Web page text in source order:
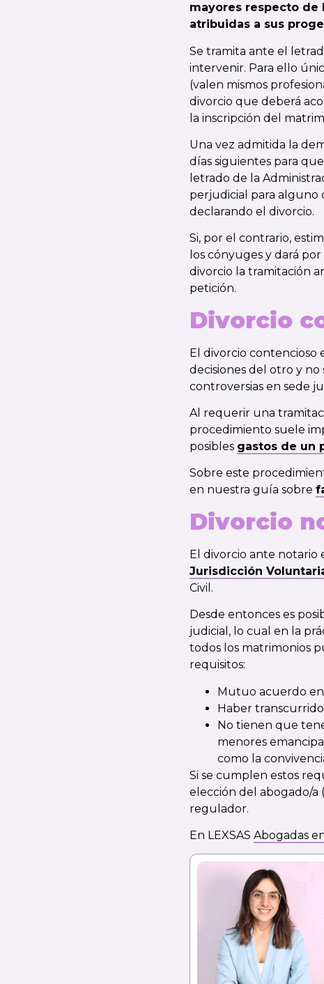
mayores respecto de
atribuidas a sus
Se tramita ante el
intervenir. Para ello
(valen mismos
divorcio que deberá
la inscripción del
Una vez admitida la
días siguientes para
letrado de la
perjudicial para alguno
declarando el divorcio.
Si, por el contrario,
los cónyuges y dará
divorcio la tramitación
petición.
Divorcio
El divorcio contencioso
decisiones del otro y
controversias en sede
Al requerir una
procedimiento suele
posibles gastos de un
Sobre este
en nuestra guía sobre
Divorcio
El divorcio ante notario
Jurisdicción
Civil.
Desde entonces es
judicial, lo cual en la
todos los matrimonios
requisitos:
Mutuo acuerdo
Haber
No tienen que
menores
como la
Si se cumplen estos
elección del abogado/a
regulador.
En LEXSAS Abogadas